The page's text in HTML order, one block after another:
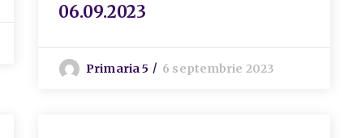
06.09.2023
Primaria 5 6 septembrie 2023